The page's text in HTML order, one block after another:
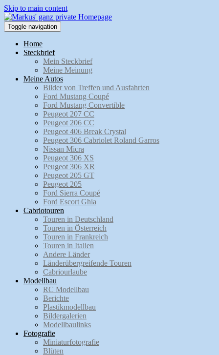
Skip to main content
Toggle navigation
Home
Steckbrief
Mein Steckbrief
Meine Meinung
Meine Autos
Bilder von Treffen und Ausfahrten
Ford Mustang Coupé
Ford Mustang Convertible
Peugeot 207 CC
Peugeot 206 CC
Peugeot 406 Break Crystal
Peugeot 306 Cabriolet Roland Garros
Nissan Micra
Peugeot 306 XS
Peugeot 306 XR
Peugeot 205 GT
Peugeot 205
Ford Sierra Coupé
Ford Escort Ghia
Cabriotouren
Touren in Deutschland
Touren in Österreich
Touren in Frankreich
Touren in Italien
Andere Länder
Länderübergreifende Touren
Cabriourlaube
Modellbau
RC Modellbau
Berichte
Plastikmodellbau
Bildergalerien
Modellbaulinks
Fotografie
Miniaturfotografie
Blüten